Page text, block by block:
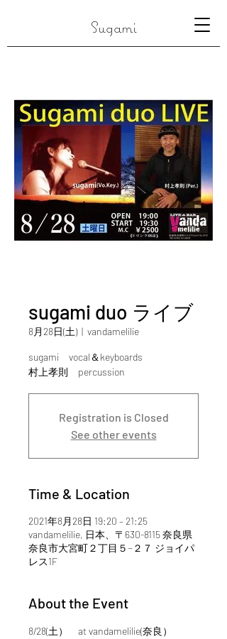
Sugami
sugami duo ライブ
8月28日(土)
  |
vandamelilie
sugami vocal＆keyboards
村上孝則 percussion
Registration is Closed
See other events
Time & Location
2021年8月28日 19:20 – 21:25
vandamelilie, 日本、〒630-8115 奈良県
奈良市大宮町２丁目５−２７ ジョイパ
レス1F
About the Event
8/28(土）　at vandamelilie(奈良）